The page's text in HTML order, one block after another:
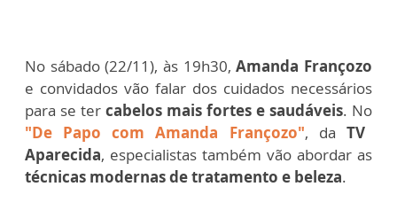
No sábado (22/11), às 19h30,Amanda Françozo
e convidados vão falar dos cuidados necessários
para se ter cabelos mais fortes e saudáveis. No
"De Papo com Amanda Françozo", da TV
Aparecida, especialistas também vão abordar as
técnicas modernas de tratamento e beleza.